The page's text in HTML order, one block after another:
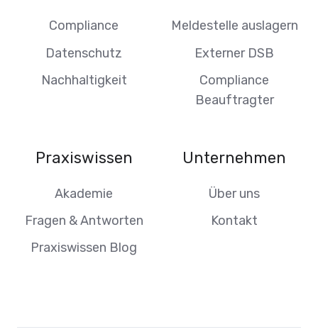
Compliance
Datenschutz
Nachhaltigkeit
Meldestelle auslagern
Externer DSB
Compliance
Beauftragter
Praxiswissen
Akademie
Fragen & Antworten
Praxiswissen Blog
Unternehmen
Über uns
Kontakt